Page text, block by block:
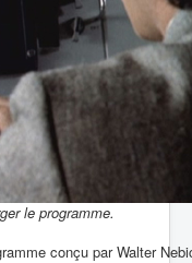
le programme.
conçu par Walter